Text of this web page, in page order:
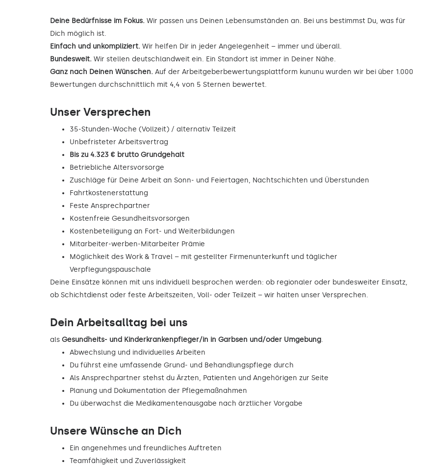
Deine Bedürfnisse im Fokus. Wir passen uns Deinen Lebensumständen an. Bei uns bestimmst Du, was für
Dich möglich ist.
Einfach und unkompliziert. Wir helfen Dir in jeder Angelegenheit – immer und überall.
Bundesweit. Wir stellen deutschlandweit ein. Ein Standort ist immer in Deiner Nähe.
Ganz nach Deinen Wünschen. Auf der Arbeitgeberbewertungsplattform kununu wurden wir bei über 1.000
Bewertungen durchschnittlich mit 4,4 von 5 Sternen bewertet.
Unser Versprechen
35-Stunden-Woche (Vollzeit) / alternativ Teilzeit
Unbefristeter Arbeitsvertrag
Bis zu 4.323 € brutto Grundgehalt
Betriebliche Altersvorsorge
Zuschläge für Deine Arbeit an Sonn- und Feiertagen, Nachtschichten und Überstunden
Fahrtkostenerstattung
Feste Ansprechpartner
Kostenfreie Gesundheitsvorsorgen
Kostenbeteiligung an Fort- und Weiterbildungen
Mitarbeiter-werben-Mitarbeiter Prämie
Möglichkeit des Work & Travel – mit gestellter Firmenunterkunft und täglicher
Verpflegungspauschale
Deine Einsätze können mit uns individuell besprochen werden: ob regionaler oder bundesweiter Einsatz,
ob Schichtdienst oder feste Arbeitszeiten, Voll- oder Teilzeit – wir halten unser Versprechen.
Dein Arbeitsalltag bei uns
als Gesundheits- und Kinderkrankenpfleger/in in Garbsen und/oder Umgebung.
Abwechslung und individuelles Arbeiten
Du führst eine umfassende Grund- und Behandlungspflege durch
Als Ansprechpartner stehst du Ärzten, Patienten und Angehörigen zur Seite
Planung und Dokumentation der Pflegemaßnahmen
Du überwachst die Medikamentenausgabe nach ärztlicher Vorgabe
Unsere Wünsche an Dich
Ein angenehmes und freundliches Auftreten
Teamfähigkeit und Zuverlässigkeit